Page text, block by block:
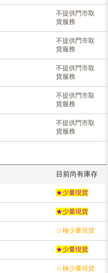
不提供門市取
貨服務
不提供門市取
貨服務
不提供門市取
貨服務
不提供門市取
貨服務
不提供門市取
貨服務
目前尚有庫存
★少量現貨
★少量現貨
☆極少量現貨
★少量現貨
☆極少量現貨